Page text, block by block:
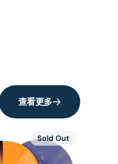
查看更多
Sold Out